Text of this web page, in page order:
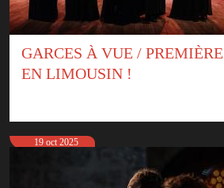
GARCES À VUE / PREMIÈRE
EN LIMOUSIN !
19 oct 2025